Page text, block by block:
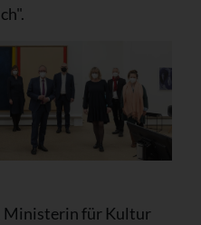
Ministerin für Kultur